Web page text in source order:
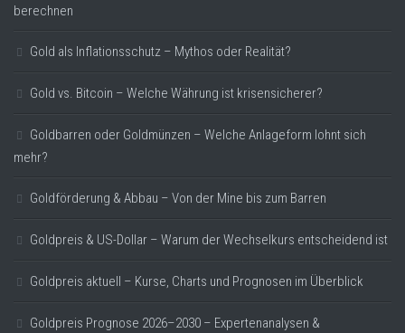
berechnen
Gold als Inflationsschutz – Mythos oder Realität?
Gold vs. Bitcoin – Welche Währung ist krisensicherer?
Goldbarren oder Goldmünzen – Welche Anlageform lohnt sich
mehr?
Goldförderung & Abbau – Von der Mine bis zum Barren
Goldpreis & US-Dollar – Warum der Wechselkurs entscheidend ist
Goldpreis aktuell – Kurse, Charts und Prognosen im Überblick
Goldpreis Prognose 2026–2030 – Expertenanalysen &